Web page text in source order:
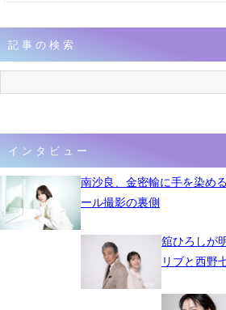
記事の検索
インタビュー
南沙良、金密輸に手を染め
ール撮影の裏側
舘ひろしが
リブと西野